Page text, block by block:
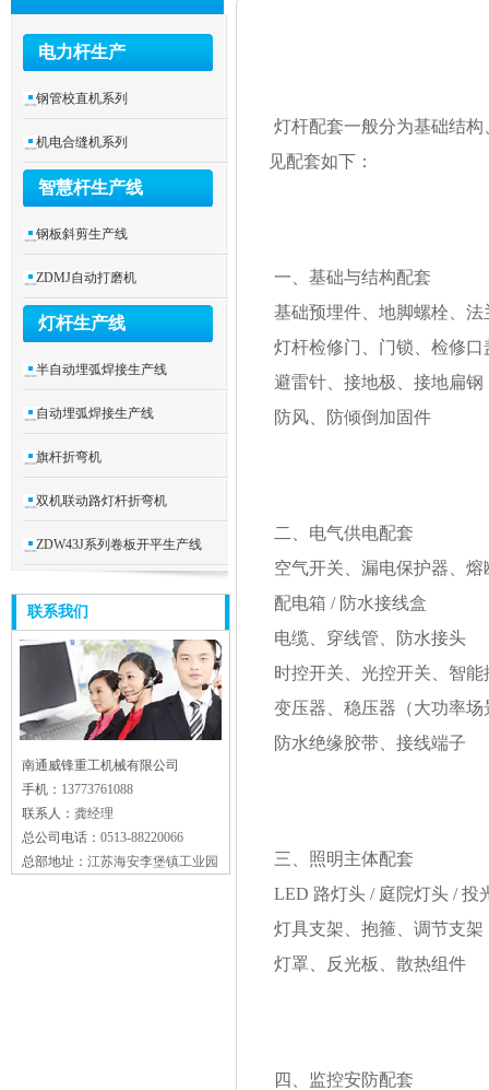
电力杆生产
钢管校直机系列
机电合缝机系列
智慧杆生产线
钢板斜剪生产线
ZDMJ自动打磨机
灯杆生产线
半自动埋弧焊接生产线
自动埋弧焊接生产线
旗杆折弯机
双机联动路灯杆折弯机
ZDW43J系列卷板开平生产线
联系我们
南通威锋重工机械有限公司
手机： 13773761088
联系人： 龚经理
总公司电话： 0513-88220066
总部地址： 江苏海安李堡镇工业园
灯杆配套一般分为基础结
见配套如下：
一、基础与结构配套
基础预埋件、地脚螺栓、法
灯杆检修门、门锁、检修口
避雷针、接地极、接地扁钢
防风、防倾倒加固件
二、电气供电配套
空气开关、漏电保护器、熔
配电箱 / 防水接线盒
电缆、穿线管、防水接头
时控开关、光控开关、智能
变压器、稳压器（大功率场
防水绝缘胶带、接线端子
三、照明主体配套
LED 路灯头 / 庭院灯头 / 投
灯具支架、抱箍、调节支架
灯罩、反光板、散热组件
四、监控安防配套